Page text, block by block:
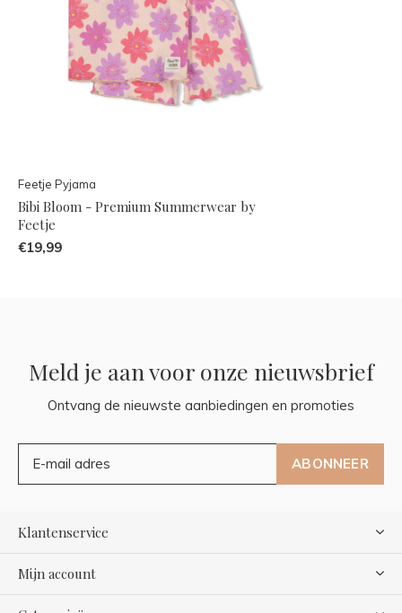
Feetje Pyjama
Bibi Bloom - Premium Summerwear by
Feetje
€19,99
Meld je aan voor onze nieuwsbrief
Ontvang de nieuwste aanbiedingen en promoties
ABONNEER
Klantenservice
Mijn account